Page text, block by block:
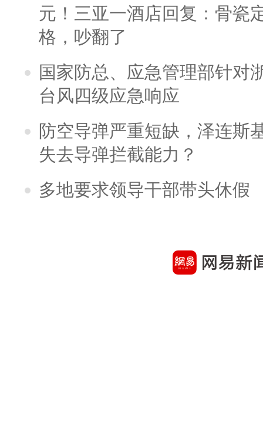
元！三亚一酒店回复：骨瓷
格，吵翻了
国家防总、应急管理部针对
台风四级应急响应
防空导弹严重短缺，泽连斯
失去导弹拦截能力？
多地要求领导干部带头休假